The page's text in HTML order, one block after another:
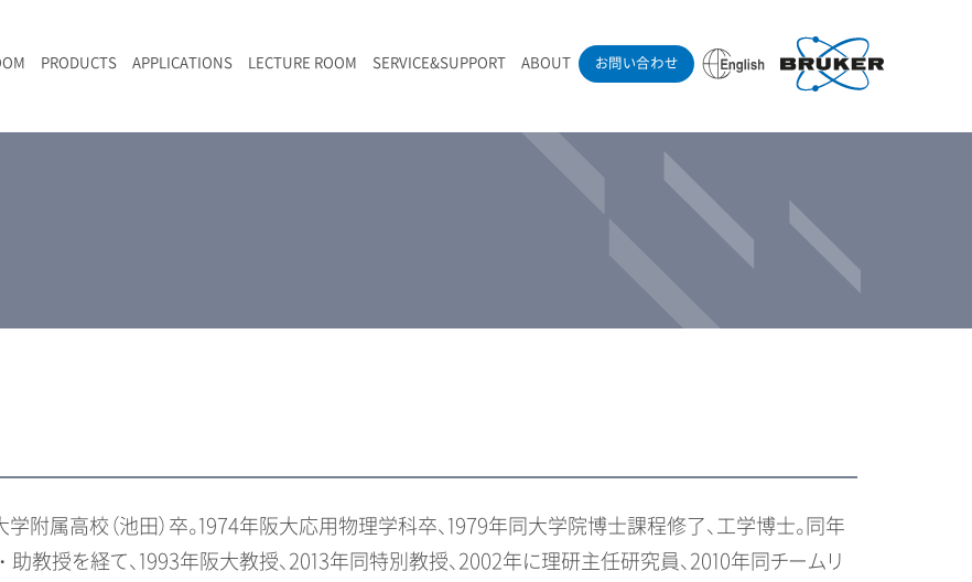
PRODUCTS
RAMANdrive | ウェハーステージ搭載ラマン顕微鏡
LIBcell | 不活性雰囲気ラマン測定用密閉容器
APPLICATIONS LECTURE ROOM SERVICE&SUPPORT ABOUT お問い合わせ
附属高校（池田）卒。1974年阪大応用物理学科卒、1979年同大学院博士課程修了、工学博士。同年
教授を経て、1993年阪大教授、2013年同特別教授、2002年に理研主任研究員、2010年同チームリ